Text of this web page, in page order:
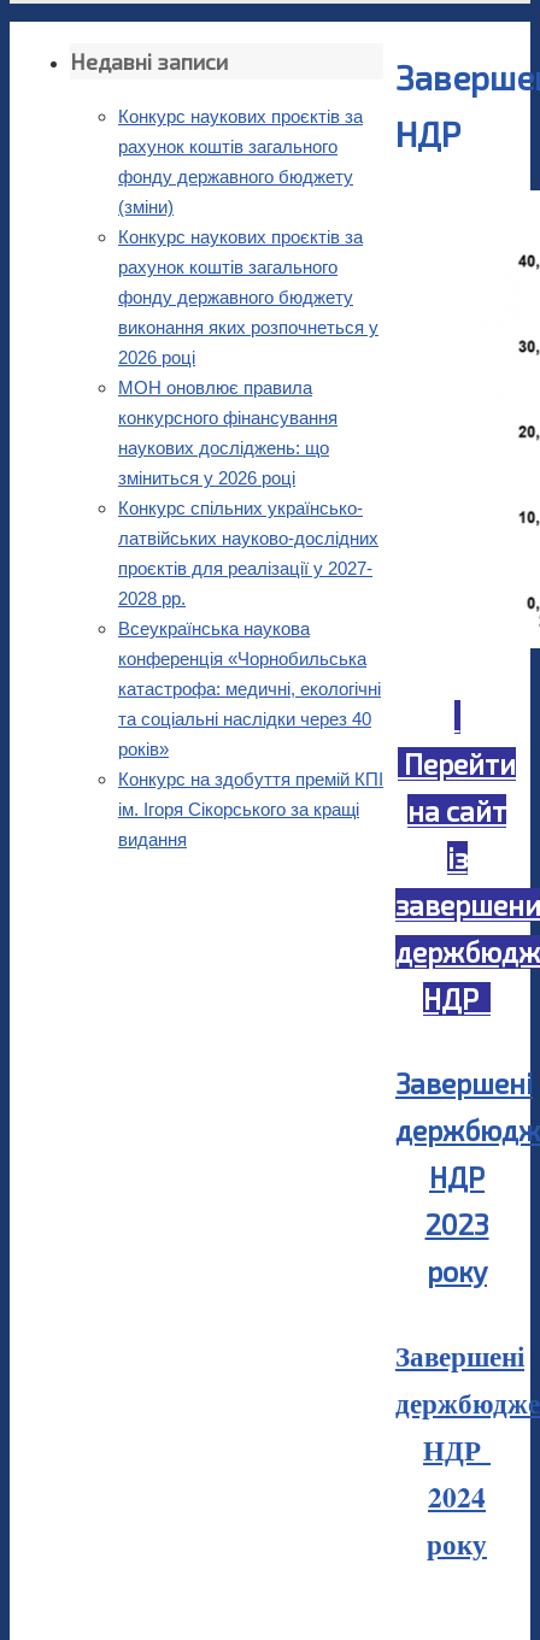
НДР
Перейти
на сайт
із
НДР
Завершені
НДР
2023
року
Завершені
НДР
2024
року
Недавні записи
Конкурс наукових проєктів за
рахунок коштів загального
фонду державного бюджету
(зміни)
Конкурс наукових проєктів за
рахунок коштів загального
фонду державного бюджету
виконання яких розпочнеться у
2026 році
МОН оновлює правила
конкурсного фінансування
наукових досліджень: що
зміниться у 2026 році
Конкурс спільних українсько-
латвійських науково-дослідних
проєктів для реалізації у 2027-
2028 рр.
Всеукраїнська наукова
конференція «Чорнобильська
катастрофа: медичні, екологічні
та соціальні наслідки через 40
років»
Конкурс на здобуття премій КПІ
ім. Ігоря Сікорського за кращі
видання